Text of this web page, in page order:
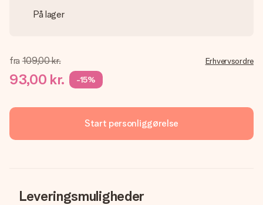
På lager
fra 109,00 kr.
93,00 kr. -15%
Erhvervsordre
Start personliggørelse
Leveringsmuligheder